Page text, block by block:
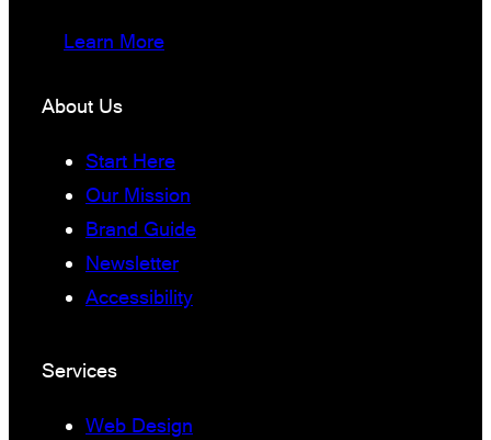
Learn More
About Us
Start Here
Our Mission
Brand Guide
Newsletter
Accessibility
Services
Web Design